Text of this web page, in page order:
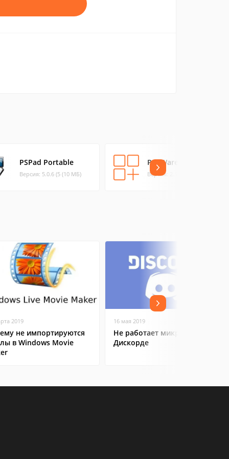
PSPad Portable
Версия: 5.0.6 (5 (10 МБ)
PSPWare
Версия: 2.1.5 (2.84 МБ)
2019
не импортируются
в Windows Movie
16 мая 2019
Не работает микрофон в
Дискорде